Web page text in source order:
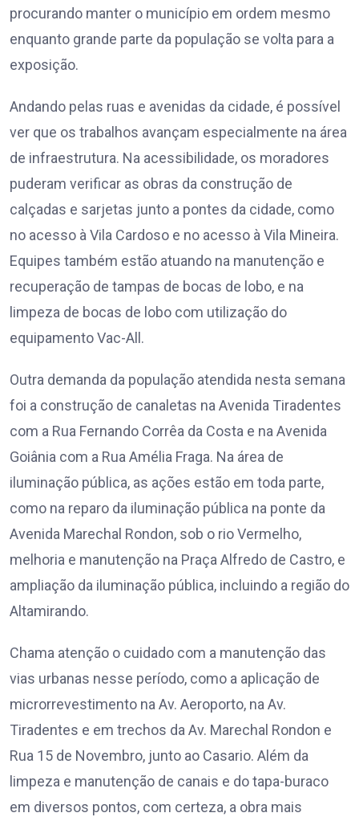
procurando manter o município em ordem mesmo
enquanto grande parte da população se volta para a
exposição.
Andando pelas ruas e avenidas da cidade, é possível
ver que os trabalhos avançam especialmente na área
de infraestrutura. Na acessibilidade, os moradores
puderam verificar as obras da construção de
calçadas e sarjetas junto a pontes da cidade, como
no acesso à Vila Cardoso e no acesso à Vila Mineira.
Equipes também estão atuando na manutenção e
recuperação de tampas de bocas de lobo, e na
limpeza de bocas de lobo com utilização do
equipamento Vac-All.
Outra demanda da população atendida nesta semana
foi a construção de canaletas na Avenida Tiradentes
com a Rua Fernando Corrêa da Costa e na Avenida
Goiânia com a Rua Amélia Fraga. Na área de
iluminação pública, as ações estão em toda parte,
como na reparo da iluminação pública na ponte da
Avenida Marechal Rondon, sob o rio Vermelho,
melhoria e manutenção na Praça Alfredo de Castro, e
ampliação da iluminação pública, incluindo a região do
Altamirando.
Chama atenção o cuidado com a manutenção das
vias urbanas nesse período, como a aplicação de
microrrevestimento na Av. Aeroporto, na Av.
Tiradentes e em trechos da Av. Marechal Rondon e
Rua 15 de Novembro, junto ao Casario. Além da
limpeza e manutenção de canais e do tapa-buraco
em diversos pontos, com certeza, a obra mais